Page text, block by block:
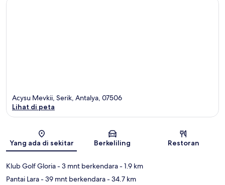
Peta
Acysu Mevkii, Serik, Antalya, 07506
Lihat di peta
Yang ada di sekitar Berkeliling Restoran
Klub Golf Gloria- 3 mnt berkendara- 1.9 km
Pantai Lara- 39 mnt berkendara- 34.7 km